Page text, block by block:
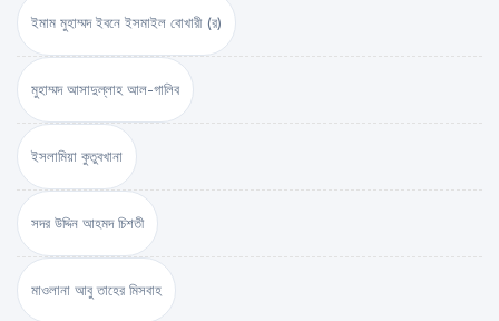
ইমাম মুহাম্মদ ইবনে ইসমাইল বোখারী (র)
মুহাম্মদ আসাদুল্লাহ আল-গালিব
ইসলামিয়া কুতুবখানা
সদর উদ্দিন আহমদ চিশতী
মাওলানা আবু তাহের মিসবাহ